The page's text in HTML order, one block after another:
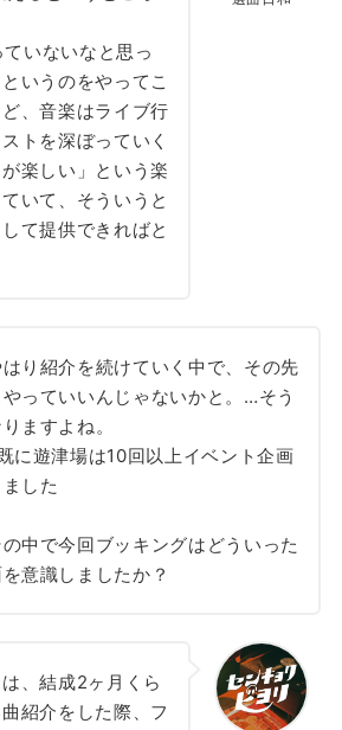
いないなと思っ
いうのをやってこ
、音楽はライブ行
トを深ぼっていく
楽しい」という楽
いて、そういうと
て提供できればと
り紹介を続けていく中で、その先
やっていいんじゃないかと。…そう
ますよね。
に遊津場は10回以上イベント企画
ました
の中で今回ブッキングはどういった
意識しましたか？
、結成2ヶ月くら
紹介をした際、フ